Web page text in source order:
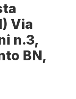
Via
n.3,
BN,